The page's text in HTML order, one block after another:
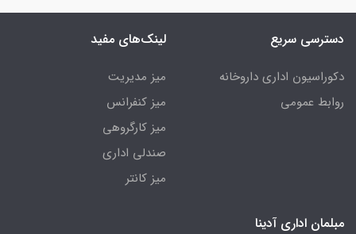
دسترسی سریع
دکوراسیون اداری داروخانه
روابط عمومی
لینک‌های مفید
میز مدیریت
میز کنفرانس
میز کارگروهی
صندلی اداری
میز کانتر
مبلمان اداری آدینا